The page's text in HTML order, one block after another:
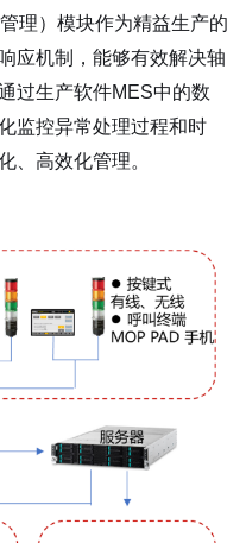
理）模块作为精益生产的
应机制，能够有效解决轴
过生产软件MES中的数
监控异常处理过程和时
、高效化管理。